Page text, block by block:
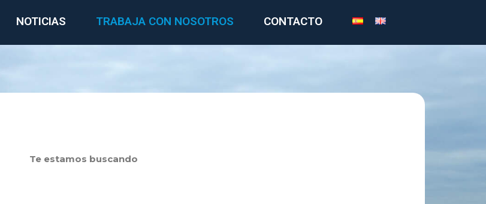
NOTICIAS TRABAJA CON NOSOTROS CONTACTO
Te estamos buscando